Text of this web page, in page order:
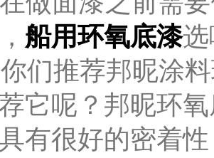
船用环氧底漆
们推荐邦昵涂
它呢？邦昵环
有很好的密着